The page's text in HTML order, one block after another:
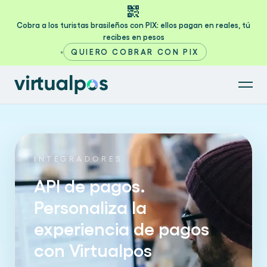
qr_code_2
Cobra a los turistas brasileños con PIX: ellos pagan en reales, tú
recibes en pesos
•
QUIERO COBRAR CON PIX
INTEGRADORES
API de pagos.
Personaliza la
experiencia de pagos
con Virtualpos